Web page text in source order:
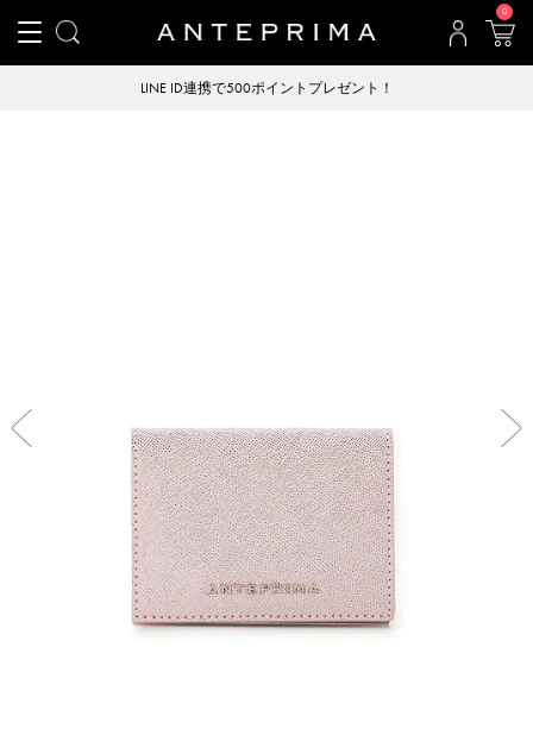
0
LINE ID連携で500ポイントプレゼント！